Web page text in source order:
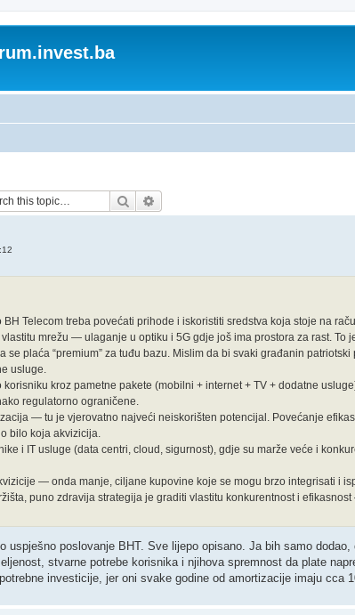
Search
BH Telecom treba povećati prihode i iskoristiti sredstva koja stoje na
mrežu — ulaganje u optiku i 5G gdje još ima prostora za rast. To
se plaća “premium” za tuđu bazu. Mislim da bi svaki građanin
usluge.
kroz pametne pakete (mobilni + internet + TV + dodatne
regulatorno ograničene.
— tu je vjerovatno najveći neiskorišten potencijal. Povećanje
bilo koja akvizicija.
i IT usluge (data centri, cloud, sigurnost), gdje su marže veće i
— onda manje, ciljane kupovine koje se mogu brzo integrisati i
puno zdravija strategija je graditi vlastitu konkurentnost i
uspješno poslovanje BHT. Sve lijepo opisano. Ja bih samo
stvarne potrebe korisnika i njihova spremnost da plate
investicije, jer oni svake godine od amortizacije imaju cca